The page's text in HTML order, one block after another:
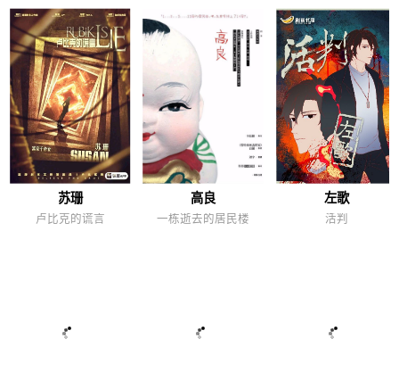
苏珊
卢比克的谎言
高良
一栋逝去的居民楼
左歌
活判